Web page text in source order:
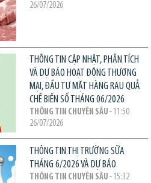
26/07/2026
THÔNG TIN CẬP NHẬT, PHÂN TÍCH
VÀ DỰ BÁO HOẠT ĐỘNG THƯƠNG
MẠI, ĐẦU TƯ MẶT HÀNG RAU QUẢ
CHẾ BIẾN SỐ THÁNG 06/2026
THÔNG TIN CHUYÊN SÂU - 11:50
26/07/2026
THÔNG TIN THỊ TRƯỜNG SỮA
THÁNG 6/2026 VÀ DỰ BÁO
THÔNG TIN CHUYÊN SÂU - 15:32